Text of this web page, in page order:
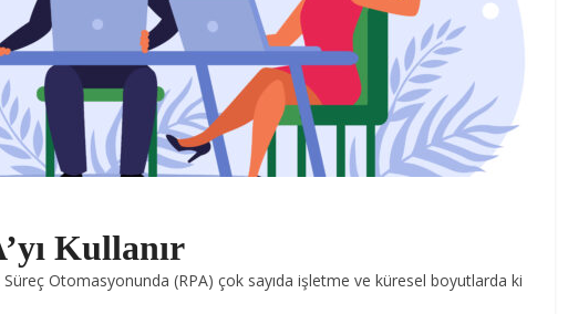
Kullanır
Otomasyonunda (RPA) çok sayıda işletme ve küresel boyutlarda ki